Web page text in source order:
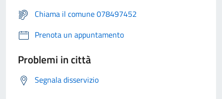
Chiama il comune 078497452
Prenota un appuntamento
Problemi in città
Segnala disservizio